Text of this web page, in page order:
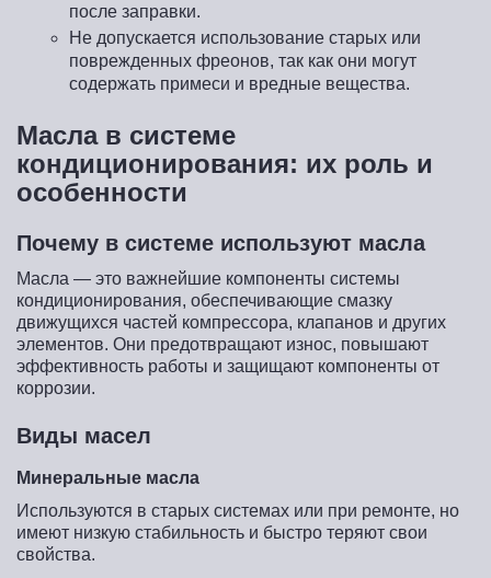
после заправки.
Не допускается использование старых или
поврежденных фреонов, так как они могут
содержать примеси и вредные вещества.
Масла в системе
кондиционирования: их роль и
особенности
Почему в системе используют масла
Масла — это важнейшие компоненты системы
кондиционирования, обеспечивающие смазку
движущихся частей компрессора, клапанов и других
элементов. Они предотвращают износ, повышают
эффективность работы и защищают компоненты от
коррозии.
Виды масел
Минеральные масла
Используются в старых системах или при ремонте, но
имеют низкую стабильность и быстро теряют свои
свойства.